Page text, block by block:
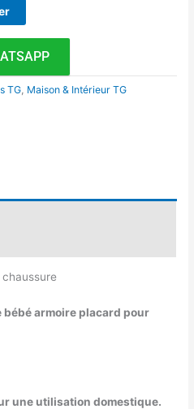
TG Maison & Intérieur TG
armoire placard pour
une utilisation domestique.